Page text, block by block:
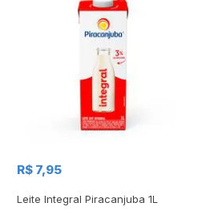
R$ 7,95
Leite Integral Piracanjuba 1L